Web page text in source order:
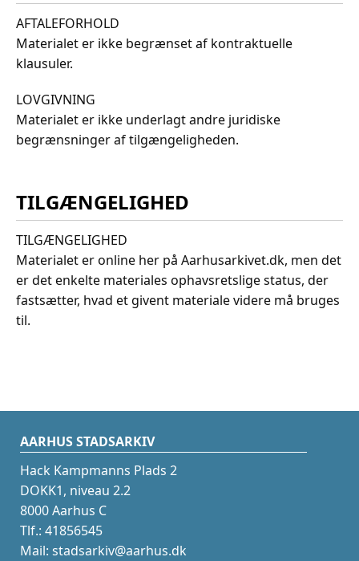
AFTALEFORHOLD
Materialet er ikke begrænset af kontraktuelle
klausuler.
LOVGIVNING
Materialet er ikke underlagt andre juridiske
begrænsninger af tilgængeligheden.
TILGÆNGELIGHED
TILGÆNGELIGHED
Materialet er online her på Aarhusarkivet.dk, men det
er det enkelte materiales ophavsretslige status, der
fastsætter, hvad et givent materiale videre må bruges
til.
AARHUS STADSARKIV
Hack Kampmanns Plads 2
DOKK1, niveau 2.2
8000 Aarhus C
Tlf.: 41856545
Mail: stadsarkiv@aarhus.dk